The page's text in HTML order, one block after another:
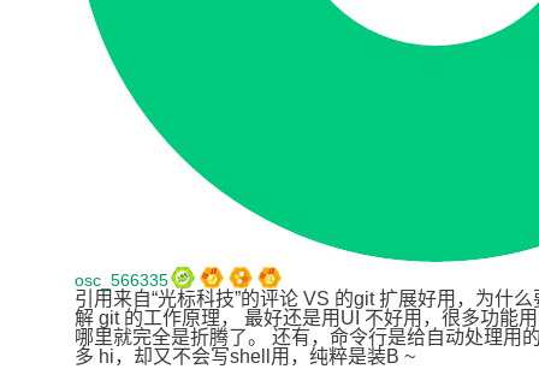
osc_566335
引用来自“光标科技”的评论 VS 的git 扩展好用，为什
解 git 的工作原理， 最好还是用UI 不好用，很多功能
哪里就完全是折腾了。 还有，命令行是给自动处理用
多 hi，却又不会写shell用，纯粹是装B ~